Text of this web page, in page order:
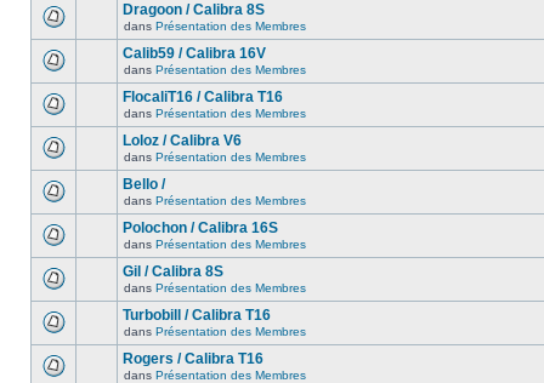
Dragoon / Calibra 8S
dans Présentation des Membres
Calib59 / Calibra 16V
dans Présentation des Membres
FlocaliT16 / Calibra T16
dans Présentation des Membres
Loloz / Calibra V6
dans Présentation des Membres
Bello /
dans Présentation des Membres
Polochon / Calibra 16S
dans Présentation des Membres
Gil / Calibra 8S
dans Présentation des Membres
Turbobill / Calibra T16
dans Présentation des Membres
Rogers / Calibra T16
dans Présentation des Membres